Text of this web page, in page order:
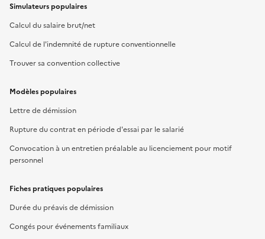
Simulateurs populaires
Calcul du salaire brut/net
Calcul de l'indemnité de rupture conventionnelle
Trouver sa convention collective
Modèles populaires
Lettre de démission
Rupture du contrat en période d'essai par le salarié
Convocation à un entretien préalable au licenciement pour motif
personnel
Fiches pratiques populaires
Durée du préavis de démission
Congés pour événements familiaux